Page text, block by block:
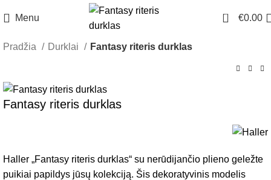
Menu 0 €0.00
Pradžia Durklai Fantasy riteris durklas
Fantasy riteris durklas
Haller „Fantasy riteris durklas“ su nerūdijančio plieno geležte
puikiai papildys jūsų kolekciją. Šis dekoratyvinis modelis